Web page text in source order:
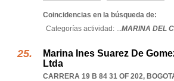
Coincidencias en la búsqueda de:
Categorías actividad: ...MARINA DEL
Marina Ines Suarez De
Ltda
CARRERA 19 B 84 31 OF 202,